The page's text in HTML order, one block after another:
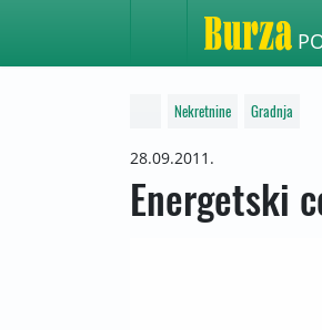
Nekretnine Gradnja
28.09.2011.
Energetski